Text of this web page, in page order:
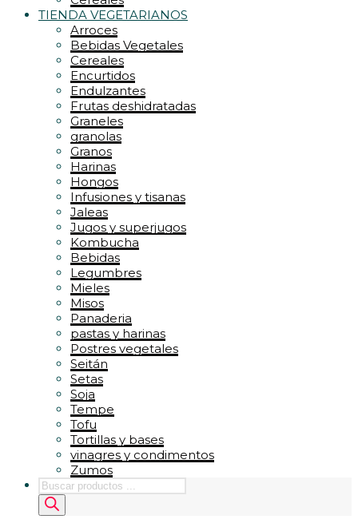
TIENDA VEGETARIANOS
Arroces
Bebidas Vegetales
Cereales
Encurtidos
Endulzantes
Frutas deshidratadas
Graneles
granolas
Granos
Harinas
Hongos
Infusiones y tisanas
Jaleas
Jugos y superjugos
Kombucha
Bebidas
Legumbres
Mieles
Misos
Panaderia
pastas y harinas
Postres vegetales
Seitán
Setas
Soja
Tempe
Tofu
Tortillas y bases
vinagres y condimentos
Zumos
Búsqueda
de
productos